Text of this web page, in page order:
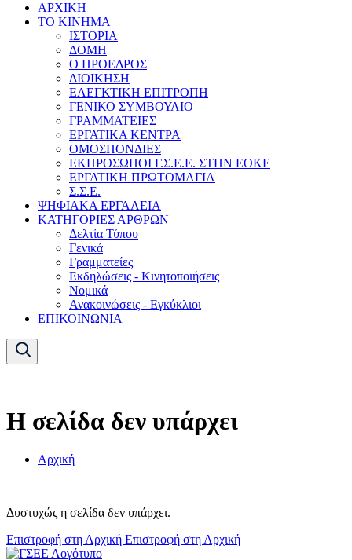
ΑΡΧΙΚΗ
ΤΟ ΚΙΝΗΜΑ
ΙΣΤΟΡΙΑ
ΔΟΜΗ
Ο ΠΡΟΕΔΡΟΣ
ΔΙΟΙΚΗΣΗ
ΕΛΕΓΚΤΙΚΗ ΕΠΙΤΡΟΠΗ
ΓΕΝΙΚΟ ΣΥΜΒΟΥΛΙΟ
ΓΡΑΜΜΑΤΕΙΕΣ
ΕΡΓΑΤΙΚΑ ΚΕΝΤΡΑ
ΟΜΟΣΠΟΝΔΙΕΣ
ΕΚΠΡΟΣΩΠΟΙ Γ.Σ.Ε.Ε. ΣΤΗΝ ΕΟΚΕ
ΕΡΓΑΤΙΚΗ ΠΡΩΤΟΜΑΓΙΑ
Σ.Σ.Ε.
ΨΗΦΙΑΚΑ ΕΡΓΑΛΕΙΑ
ΚΑΤΗΓΟΡΙΕΣ ΑΡΘΡΩΝ
Δελτία Τύπου
Γενικά
Γραμματείες
Εκδηλώσεις - Κινητοποιήσεις
Νομικά
Ανακοινώσεις - Εγκύκλιοι
ΕΠΙΚΟΙΝΩΝΙΑ
Η σελίδα δεν υπάρχει
Αρχική
Δυστυχώς η σελίδα δεν υπάρχει.
Επιστροφή στη Αρχική Επιστροφή στη Αρχική